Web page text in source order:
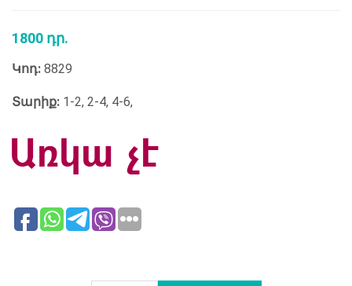
1800 դր.
Կոդ: 8829
Տարիք: 1-2, 2-4, 4-6,